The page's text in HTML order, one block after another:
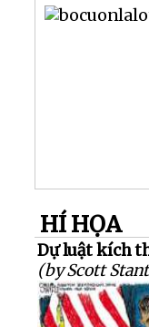
HÍ HỌA
Dự luật kích
(by Scott